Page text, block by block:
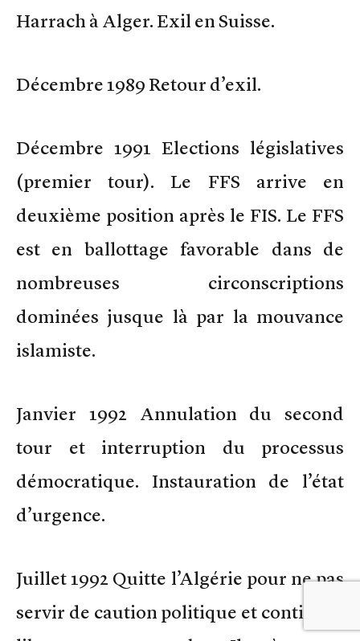
Harrach à Alger. Exil en Suisse.
Décembre 1989 Retour d’exil.
Décembre 1991 Elections législatives
(premier tour). Le FFS arrive en
deuxième position après le FIS. Le FFS
est en ballottage favorable dans de
nombreuses circonscriptions
dominées jusque là par la mouvance
islamiste.
Janvier 1992 Annulation du second
tour et interruption du processus
démocratique. Instauration de l’état
d’urgence.
Juillet 1992 Quitte l’Algérie pour ne pas
servir de caution politique et continuer